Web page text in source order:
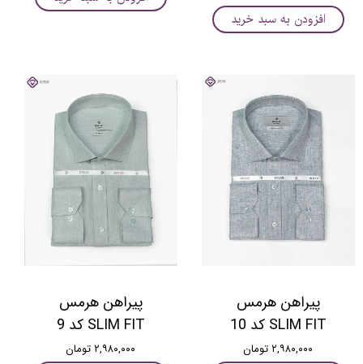
افزودن به سبد خرید
پیراهن هرمس
SLIM FIT کد 10
۲,۹۸۰,۰۰۰ تومان
پیراهن هرمس
SLIM FIT کد 9
۲,۹۸۰,۰۰۰ تومان